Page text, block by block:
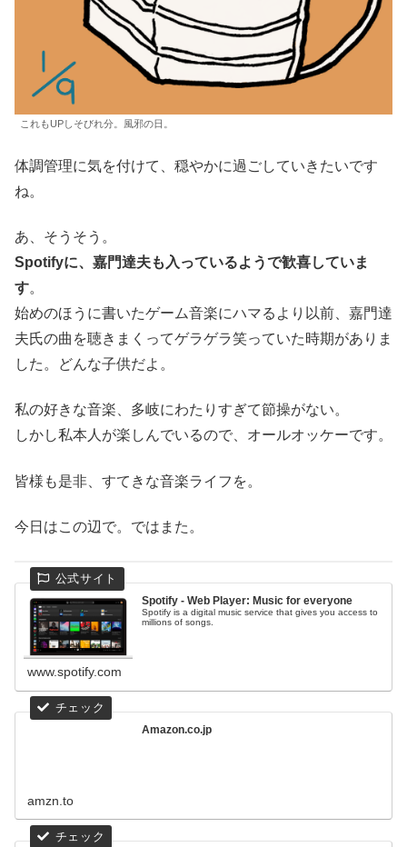
これもUPしそびれ分。風邪の日。
体調管理に気を付けて、穏やかに過ごしていきたいです
ね。
あ、そうそう。
Spotifyに、嘉門達夫も入っているようで歓喜していま
す。
始めのほうに書いたゲーム音楽にハマるより以前、嘉門達
夫氏の曲を聴きまくってゲラゲラ笑っていた時期がありま
した。どんな子供だよ。
私の好きな音楽、多岐にわたりすぎて節操がない。
しかし私本人が楽しんでいるので、オールオッケーです。
皆様も是非、すてきな音楽ライフを。
今日はこの辺で。ではまた。
Spotify - Web Player: Music for everyone
Spotify is a digital music service that gives you access to
millions of songs.
www.spotify.com
Amazon.co.jp
amzn.to